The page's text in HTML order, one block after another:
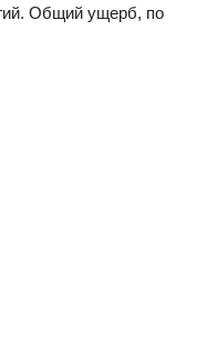
Общий ущерб, по